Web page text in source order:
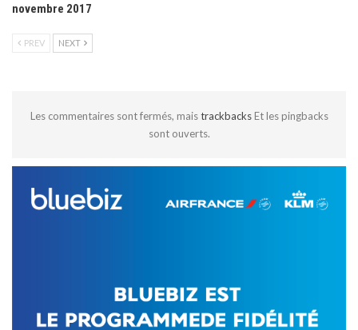
novembre 2017
PREV NEXT
Les commentaires sont fermés, maistrackbacks Et les pingbacks
sont ouverts.